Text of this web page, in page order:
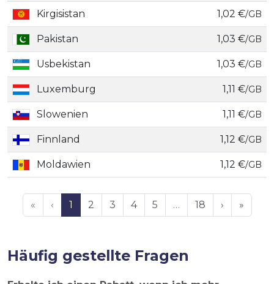
Kirgisistan 1,02 €/GB
Pakistan 1,03 €/GB
Usbekistan 1,03 €/GB
Luxemburg 1,11 €/GB
Slowenien 1,11 €/GB
Finnland 1,12 €/GB
Moldawien 1,12 €/GB
« ‹ 1 2 3 4 5 … 18 › »
Häufig gestellte Fragen